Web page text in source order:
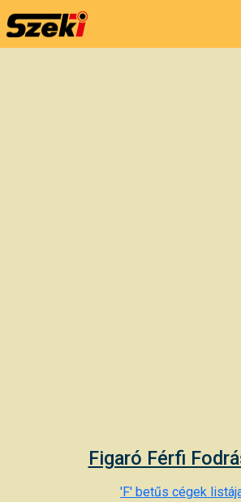
Figaró Férfi
'F' betűs cégek